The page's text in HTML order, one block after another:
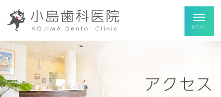
アクセス